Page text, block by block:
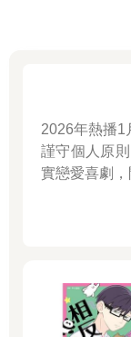
2026年熱播1
謹守個人原
實戀愛喜劇，